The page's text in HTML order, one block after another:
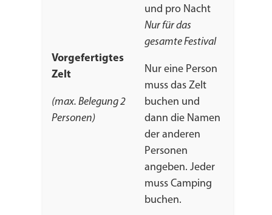
Vorgefertigtes
Zelt
(max. Belegung 2
Personen)
und pro Nacht
Nur für das
gesamte Festival
Nur eine Person
muss das Zelt
buchen und
dann die Namen
der anderen
Personen
angeben. Jeder
muss Camping
buchen.